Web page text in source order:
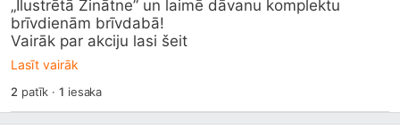
„Ilustrētā Zinātne” un laimē dāvanu komplektu
brīvdienām brīvdabā!
Vairāk par akciju lasi šeit
Lasīt vairāk
2 patīk ·1 iesaka